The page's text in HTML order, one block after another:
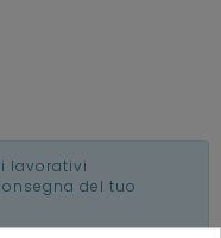
lavorativi
del tuo